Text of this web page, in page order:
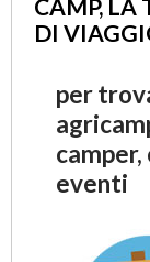
CAMP, LA
DI
per
eventi